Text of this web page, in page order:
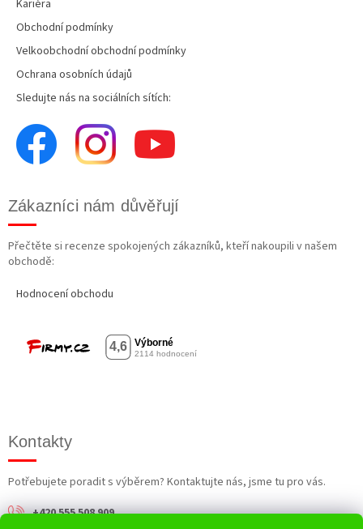
Kariéra
Obchodní podmínky
Velkoobchodní obchodní podmínky
Ochrana osobních údajů
Sledujte nás na sociálních sítích:
Zákazníci nám důvěřují
Přečtěte si recenze spokojených zákazníků, kteří nakoupili v našem
obchodě:
Hodnocení obchodu
Kontakty
Potřebujete poradit s výběrem? Kontaktujte nás, jsme tu pro vás.
+420 555 508 909